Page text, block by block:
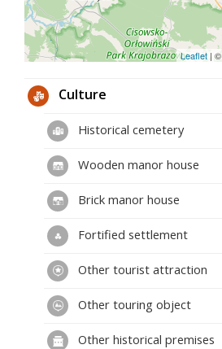
Leaflet | ©
Culture
Historical cemetery
Wooden manor house
Brick manor house
Fortified settlement
Other tourist attraction
Other touring object
Other historical premises